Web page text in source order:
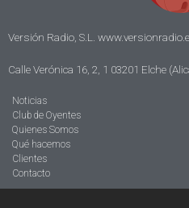
Versión Radio, S.L.
Calle Verónica 16, 2, 1 03201 Elche
Noticias
Club de Oyentes
Quienes Somos
Qué hacemos
Clientes
Contacto